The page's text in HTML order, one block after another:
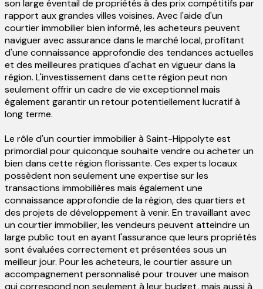
son large éventail de propriétés à des prix compétitifs par
rapport aux grandes villes voisines. Avec l'aide d'un
courtier immobilier bien informé, les acheteurs peuvent
naviguer avec assurance dans le marché local, profitant
d'une connaissance approfondie des tendances actuelles
et des meilleures pratiques d'achat en vigueur dans la
région. L'investissement dans cette région peut non
seulement offrir un cadre de vie exceptionnel mais
également garantir un retour potentiellement lucratif à
long terme.
Le rôle d'un courtier immobilier à Saint-Hippolyte est
primordial pour quiconque souhaite vendre ou acheter un
bien dans cette région florissante. Ces experts locaux
possèdent non seulement une expertise sur les
transactions immobilières mais également une
connaissance approfondie de la région, des quartiers et
des projets de développement à venir. En travaillant avec
un courtier immobilier, les vendeurs peuvent atteindre un
large public tout en ayant l'assurance que leurs propriétés
sont évaluées correctement et présentées sous un
meilleur jour. Pour les acheteurs, le courtier assure un
accompagnement personnalisé pour trouver une maison